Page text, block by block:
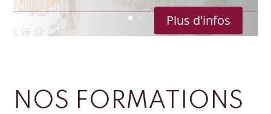
Plus d'infos
NOS FORMATIONS